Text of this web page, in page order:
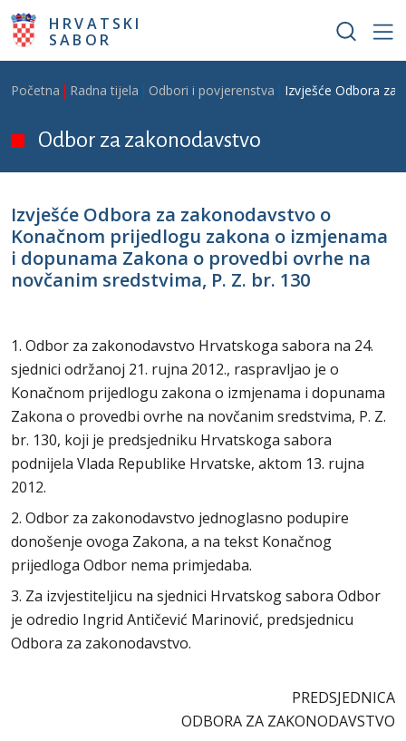
Skoči na glavni sadržaj
HRVATSKI
SABOR
Breadcrumb
Početna Radna tijela Odbori i povjerenstva Izvješće Odbora za
Odbor za zakonodavstvo
Izvješće Odbora za zakonodavstvo o
Konačnom prijedlogu zakona o izmjenama
i dopunama Zakona o provedbi ovrhe na
novčanim sredstvima, P. Z. br. 130
1. Odbor za zakonodavstvo Hrvatskoga sabora na 24.
sjednici održanoj 21. rujna 2012., raspravljao je o
Konačnom prijedlogu zakona o izmjenama i dopunama
Zakona o provedbi ovrhe na novčanim sredstvima, P. Z.
br. 130, koji je predsjedniku Hrvatskoga sabora
podnijela Vlada Republike Hrvatske, aktom 13. rujna
2012.
2. Odbor za zakonodavstvo jednoglasno podupire
donošenje ovoga Zakona, a na tekst Konačnog
prijedloga Odbor nema primjedaba.
3. Za izvjestiteljicu na sjednici Hrvatskog sabora Odbor
je odredio Ingrid Antičević Marinović, predsjednicu
Odbora za zakonodavstvo.
PREDSJEDNICA
ODBORA ZA ZAKONODAVSTVO